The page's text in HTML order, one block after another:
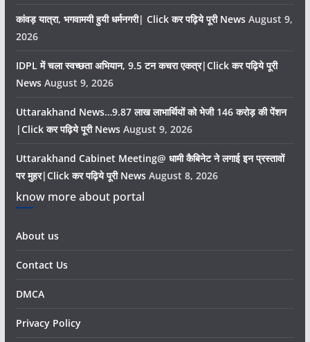
कांवड़ यात्रा, भगवामयी हुयी धर्मनगरी| Click कर पढ़िये पूरी News August 9,
2026
IDPL में चला स्वच्छता अभियान, 9.5 टन कचरा एकत्र|Click कर पढ़िये पूरी
News August 9, 2026
Uttarakhand News…9.87 लाख लाभार्थियों को भेजी 146 करोड़ की पेंशन
|Click कर पढ़िये पूरी News August 9, 2026
Uttarakhand Cabinet Meeting@ धामी कैबिनेट ने लगाई इन प्रस्तावों
पर मुहर|Click कर पढ़िये पूरी News August 8, 2026
know more about portal
About us
Contact Us
DMCA
Privacy Policy